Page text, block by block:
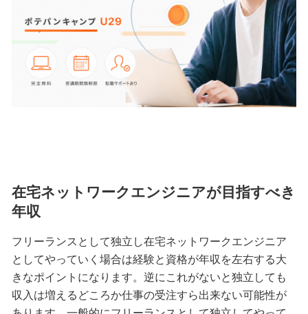
在宅ネットワークエンジニアが目指すべき
年収
フリーランスとして独立し在宅ネットワークエンジニア
としてやっていく場合は経験と資格が年収を左右する大
きなポイントになります。逆にこれがないと独立しても
収入は増えるどころか仕事の受注すら出来ない可能性が